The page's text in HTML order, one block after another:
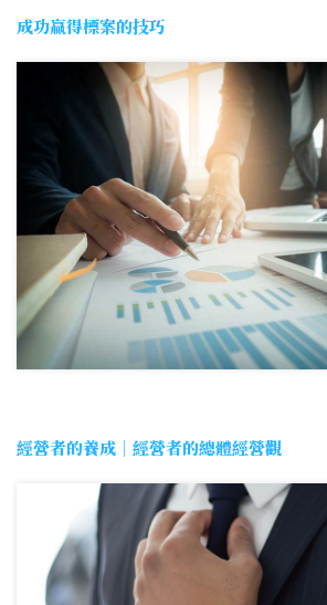
成功贏得標案的技巧
經營者的養成｜經營者的總體經營觀